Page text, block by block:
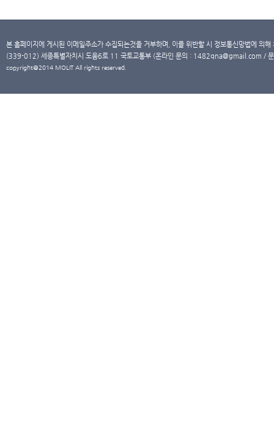
본 홈페이지에 게시된 이메일주소가 수집되는것을 거부하며, 이를 위반할 시 정보통신망법에 의
(339-012) 세종특별자치시 도움6로 11 국토교통부 (온라인 문의 : 1482qna@gmail.com /
copyright@2014 MOLIT All rights reserved.